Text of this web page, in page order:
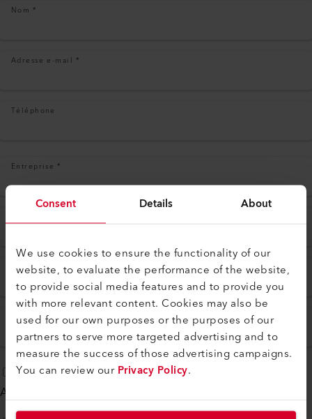
Consent Details About
We use cookies to ensure the functionality of our
website, to evaluate the performance of the website,
to provide social media features and to provide you
with more relevant content. Cookies may also be
used for our own purposes or the purposes of our
partners to serve more targeted advertising and to
measure the success of those advertising campaigns.
You can review ourPrivacy Policy.
Nom *
Adresse e-mail *
Téléphone
Entreprise *
C.P. Ville *
Pays *
Abonnez-vous à notre